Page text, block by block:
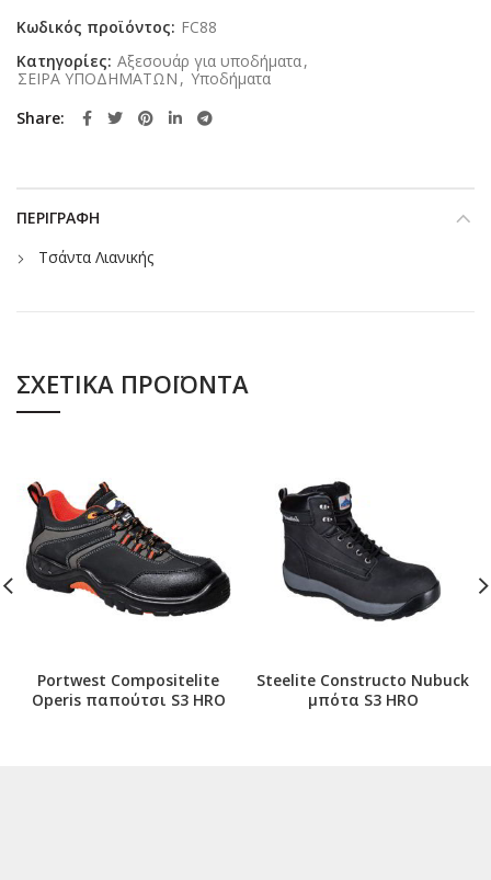
Κωδικός προϊόντος: FC88
Κατηγορίες: Αξεσουάρ για υποδήματα,
ΣΕΙΡΑ ΥΠΟΔΗΜΑΤΩΝ , Υποδήματα
Share
ΠΕΡΙΓΡΑΦΉ
Τσάντα Λιανικής
ΣΧΕΤΙΚΆ ΠΡΟΪΌΝΤΑ
Portwest Compositelite
Operis παπούτσι S3 HRO
Steelite Constructo Nubuck
μπότα S3 HRO